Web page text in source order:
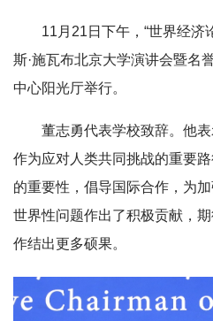
11月21日下午，“世界经
斯·施瓦布北京大学演讲会暨名
中心阳光厅举行。
董志勇代表学校致辞。他
作为应对人类共同挑战的重要
的重要性，倡导国际合作，为
世界性问题作出了积极贡献，
作结出更多硕果。